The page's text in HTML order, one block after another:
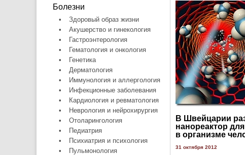
Болезни
•
Здоровый образ жизни
•
Акушерство и гинекология
•
Гастроэнтерология
•
Гематология и онкология
•
Генетика
•
Дерматология
•
Иммунология и аллергология
•
Инфекционные заболевания
•
Кардиология и ревматология
•
Неврология и нейрохирургия
•
Отоларингология
•
Педиатрия
•
Психиатрия и психология
•
Пульмонология
В Швейцарии
нанореактор
в организме
31 октября 2012